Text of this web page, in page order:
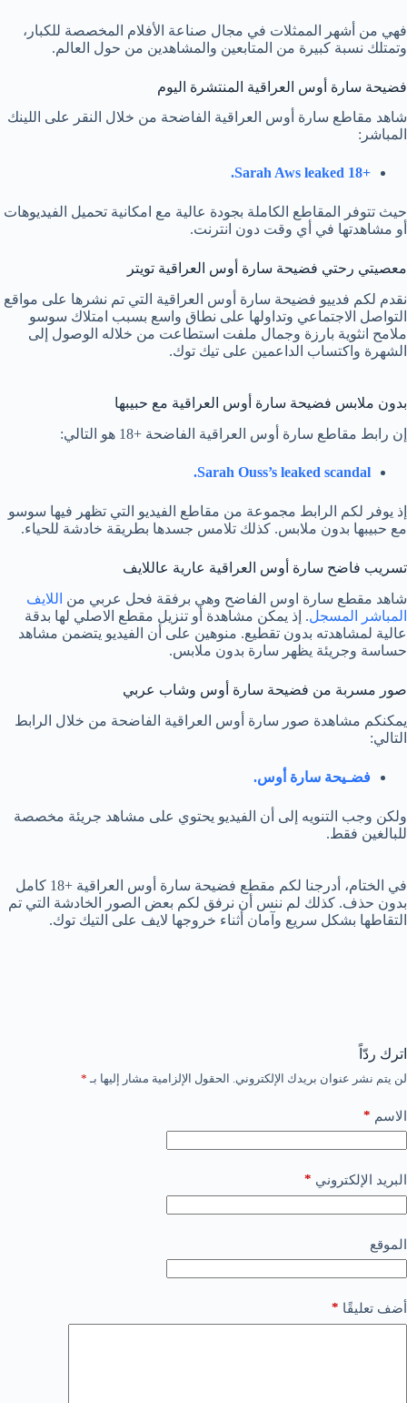
فهي من أشهر الممثلات في مجال صناعة الأفلام المخصصة للكبار،
وتمتلك نسبة كبيرة من المتابعين والمشاهدين من حول العالم.
فضيحة سارة أوس العراقية المنتشرة اليوم
شاهد مقاطع سارة أوس العراقية الفاضحة من خلال النقر على اللينك
المباشر:
+18 Sarah Aws leaked.
حيث تتوفر المقاطع الكاملة بجودة عالية مع امكانية تحميل الفيديوهات
أو مشاهدتها في أي وقت دون انترنت.
معصيتي رحتي فضيحة سارة أوس العراقية تويتر
نقدم لكم فدييو فضيحة سارة أوس العراقية التي تم نشرها على مواقع
التواصل الاجتماعي وتداولها على نطاق واسع بسبب امتلاك سوسو
ملامح انثوية بارزة وجمال ملفت استطاعت من خلاله الوصول إلى
الشهرة واكتساب الداعمين على تيك توك.
بدون ملابس فضيحة سارة أوس العراقية مع حبيبها
إن رابط مقاطع سارة أوس العراقية الفاضحة +18 هو التالي:
Sarah Ouss’s leaked scandal.
إذ يوفر لكم الرابط مجموعة من مقاطع الفيديو التي تظهر فيها سوسو
مع حبيبها بدون ملابس. كذلك تلامس جسدها بطريقة خادشة للحياء.
تسريب فاضح سارة أوس العراقية عارية عاللايف
شاهد مقطع سارة اوس الفاضح وهي برفقة فحل عربي من اللايف
المباشر المسجل. إذ يمكن مشاهدة أو تنزيل مقطع الاصلي لها بدقة
عالية لمشاهدته بدون تقطيع. منوهين على أن الفيديو يتضمن مشاهد
حساسة وجريئة يظهر سارة بدون ملابس.
صور مسربة من فضيحة سارة أوس وشاب عربي
يمكنكم مشاهدة صور سارة أوس العراقية الفاضحة من خلال الرابط
التالي:
فضـيحة سارة أوس.
ولكن وجب التنويه إلى أن الفيديو يحتوي على مشاهد جريئة مخصصة
للبالغين فقط.
في الختام، أدرجنا لكم مقطع فضيحة سارة أوس العراقية +18 كامل
بدون حذف. كذلك لم ننس أن نرفق لكم بعض الصور الخادشة التي تم
التقاطها بشكل سريع وآمان أثناء خروجها لايف على التيك توك.
اترك ردّاً
لن يتم نشر عنوان بريدك الإلكتروني. الحقول الإلزامية مشار إليها بـ *
الاسم *
البريد الإلكتروني *
الموقع
أضف تعليقًا *